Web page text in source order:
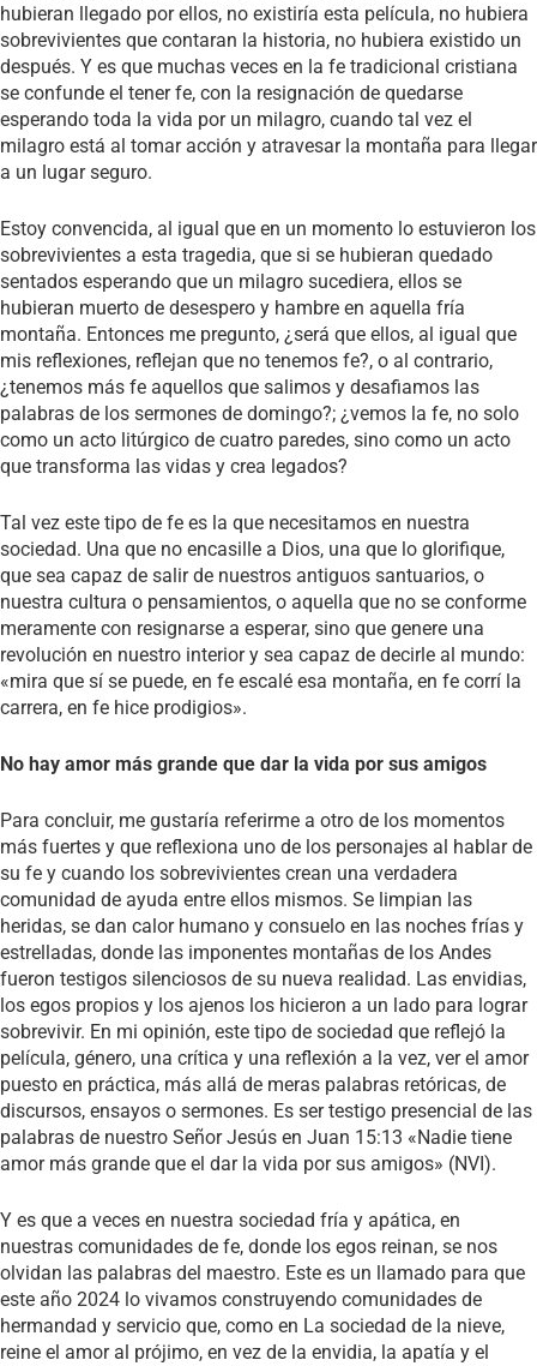
hubieran llegado por ellos, no existiría esta película, no hubiera
sobrevivientes que contaran la historia, no hubiera existido un
después. Y es que muchas veces en la fe tradicional cristiana
se confunde el tener fe, con la resignación de quedarse
esperando toda la vida por un milagro, cuando tal vez el
milagro está al tomar acción y atravesar la montaña para llegar
a un lugar seguro.
Estoy convencida, al igual que en un momento lo estuvieron los
sobrevivientes a esta tragedia, que si se hubieran quedado
sentados esperando que un milagro sucediera, ellos se
hubieran muerto de desespero y hambre en aquella fría
montaña. Entonces me pregunto, ¿será que ellos, al igual que
mis reflexiones, reflejan que no tenemos fe?, o al contrario,
¿tenemos más fe aquellos que salimos y desafiamos las
palabras de los sermones de domingo?; ¿vemos la fe, no solo
como un acto litúrgico de cuatro paredes, sino como un acto
que transforma las vidas y crea legados?
Tal vez este tipo de fe es la que necesitamos en nuestra
sociedad. Una que no encasille a Dios, una que lo glorifique,
que sea capaz de salir de nuestros antiguos santuarios, o
nuestra cultura o pensamientos, o aquella que no se conforme
meramente con resignarse a esperar, sino que genere una
revolución en nuestro interior y sea capaz de decirle al mundo:
«mira que sí se puede, en fe escalé esa montaña, en fe corrí la
carrera, en fe hice prodigios».
No hay amor más grande que dar la vida por sus amigos
Para concluir, me gustaría referirme a otro de los momentos
más fuertes y que reflexiona uno de los personajes al hablar de
su fe y cuando los sobrevivientes crean una verdadera
comunidad de ayuda entre ellos mismos. Se limpian las
heridas, se dan calor humano y consuelo en las noches frías y
estrelladas, donde las imponentes montañas de los Andes
fueron testigos silenciosos de su nueva realidad. Las envidias,
los egos propios y los ajenos los hicieron a un lado para lograr
sobrevivir. En mi opinión, este tipo de sociedad que reflejó la
película, género, una crítica y una reflexión a la vez, ver el amor
puesto en práctica, más allá de meras palabras retóricas, de
discursos, ensayos o sermones. Es ser testigo presencial de las
palabras de nuestro Señor Jesús en Juan 15:13 «Nadie tiene
amor más grande que el dar la vida por sus amigos» (NVI).
Y es que a veces en nuestra sociedad fría y apática, en
nuestras comunidades de fe, donde los egos reinan, se nos
olvidan las palabras del maestro. Este es un llamado para que
este año 2024 lo vivamos construyendo comunidades de
hermandad y servicio que, como en La sociedad de la nieve,
reine el amor al prójimo, en vez de la envidia, la apatía y el